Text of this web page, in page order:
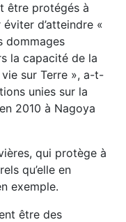
être protégés à
d’atteindre «
dommages
la capacité de la
sur Terre », a-t-
unies sur la
2010 à Nagoya
qui protège à
qu’elle en
exemple.
être des